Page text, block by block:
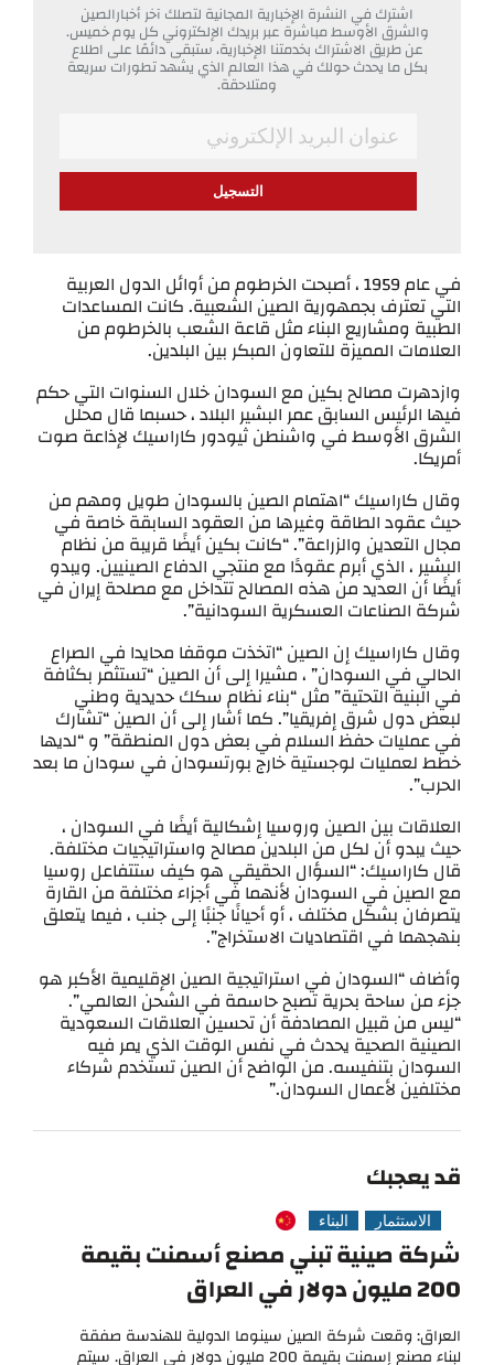
اشترك في النشرة الإخبارية المجانية لتصلك آخر أخبارالصين
والشرق الأوسط مباشرة عبر بريدك الإلكتروني كل يوم خميس.
عن طريق الاشتراك بخدمتنا الإخبارية، ستبقى دائمًا على اطلاع
بكل ما يحدث حولك في هذا العالم الذي يشهد تطورات سريعة
ومتلاحقة.
*
في عام 1959 ، أصبحت الخرطوم من أوائل الدول العربية
التي تعترف بجمهورية الصين الشعبية. كانت المساعدات
الطبية ومشاريع البناء مثل قاعة الشعب بالخرطوم من
العلامات المميزة للتعاون المبكر بين البلدين.
وازدهرت مصالح بكين مع السودان خلال السنوات التي حكم
فيها الرئيس السابق عمر البشير البلاد ، حسبما قال محلل
الشرق الأوسط في واشنطن ثيودور كاراسيك لإذاعة صوت
أمريكا.
وقال كاراسيك “اهتمام الصين بالسودان طويل ومهم من
حيث عقود الطاقة وغيرها من العقود السابقة خاصة في
مجال التعدين والزراعة”. “كانت بكين أيضًا قريبة من نظام
البشير ، الذي أبرم عقودًا مع منتجي الدفاع الصينيين. ويبدو
أيضًا أن العديد من هذه المصالح تتداخل مع مصلحة إيران في
شركة الصناعات العسكرية السودانية”.
وقال كاراسيك إن الصين “اتخذت موقفا محايدا في الصراع
الحالي في السودان” ، مشيرا إلى أن الصين “تستثمر بكثافة
في البنية التحتية” مثل “بناء نظام سكك حديدية وطني
لبعض دول شرق إفريقيا”. كما أشار إلى أن الصين “تشارك
في عمليات حفظ السلام في بعض دول المنطقة” و “لديها
خطط لعمليات لوجستية خارج بورتسودان في سودان ما بعد
الحرب”.
العلاقات بين الصين وروسيا إشكالية أيضًا في السودان ،
حيث يبدو أن لكل من البلدين مصالح واستراتيجيات مختلفة.
قال كاراسيك: “السؤال الحقيقي هو كيف ستتفاعل روسيا
مع الصين في السودان لأنهما في أجزاء مختلفة من القارة
يتصرفان بشكل مختلف ، أو أحيانًا جنبًا إلى جنب ، فيما يتعلق
بنهجهما في اقتصاديات الاستخراج”.
وأضاف “السودان في استراتيجية الصين الإقليمية الأكبر هو
جزء من ساحة بحرية تصبح حاسمة في الشحن العالمي”.
“ليس من قبيل المصادفة أن تحسين العلاقات السعودية
الصينية الصحية يحدث في نفس الوقت الذي يمر فيه
السودان بتنفيسه. من الواضح أن الصين تستخدم شركاء
مختلفين لأعمال السودان.”
قد يعجبك
الاستثمار البناء
شركة صينية تبني مصنع أسمنت بقيمة
200 مليون دولار في العراق
العراق: وقعت شركة الصين سينوما الدولية للهندسة صفقة
لبناء مصنع إسمنت بقيمة 200 مليون دولار في العراق. سيتم